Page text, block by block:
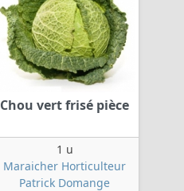
Chou vert frisé pièce
1 u
Maraicher Horticulteur
Patrick Domange